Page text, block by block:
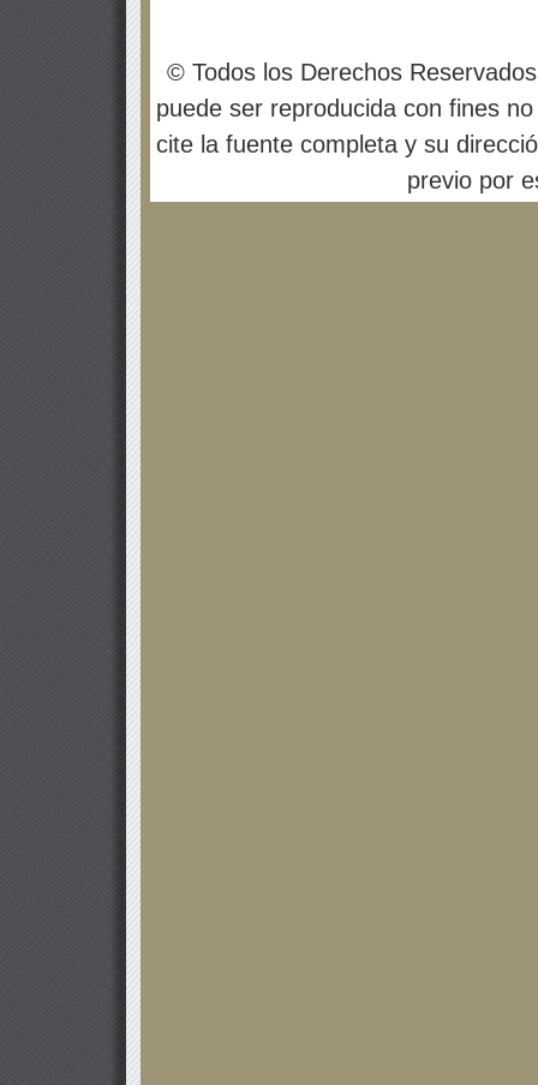
© Todos los Derechos
puede ser reproducida con fines
cite la fuente completa y su
previo por